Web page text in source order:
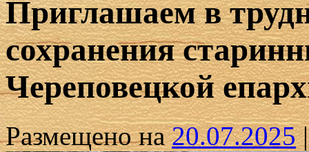
Приглашаем в
сохранения
Череповецкой
Размещено на 20.07.2025 |